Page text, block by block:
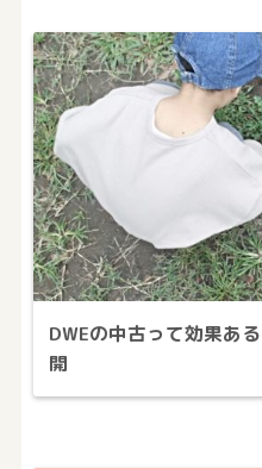
DWEの中古って効果あ
開